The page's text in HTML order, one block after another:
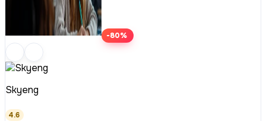
-80%
Skyeng
4.6